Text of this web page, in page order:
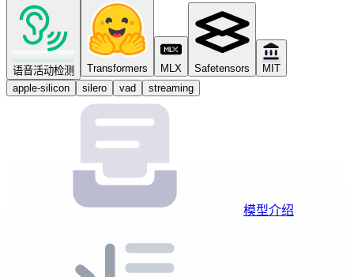
语音活动检测 Transformers MLX Safetensors
MIT
apple-silicon
silero vad streaming
模型介绍